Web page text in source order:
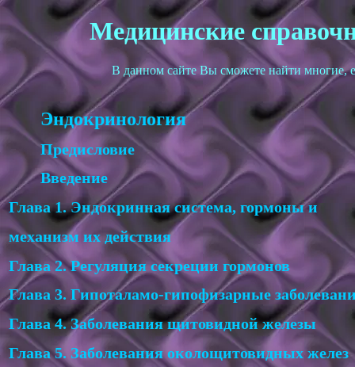
Медицинские
В данном сайте Вы сможете найти многие,
Эндокринология
Предисловие
Введение
Глава 1. Эндокринная система, гормоны и
механизм их действия
Глава 2. Регуляция секреции гормонов
Глава 3. Гипоталамо-гипофизарные
Глава 4. Заболевания щитовидной железы
Глава 5. Заболевания околощитовидных желез